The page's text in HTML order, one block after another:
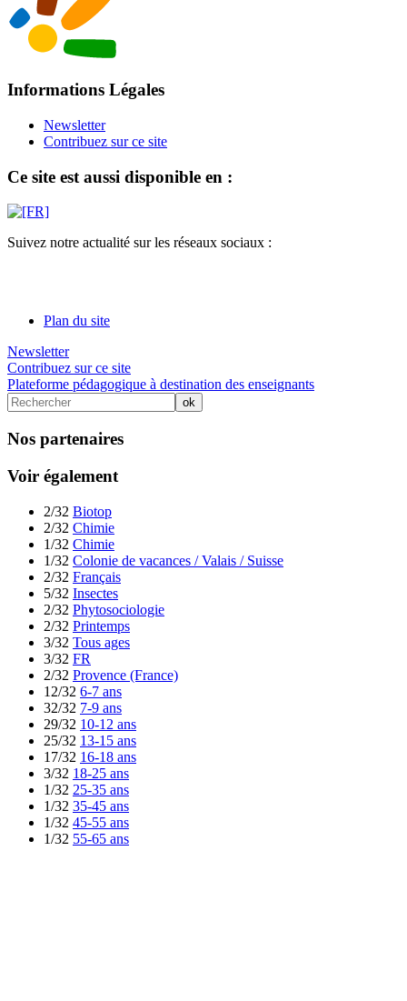
Informations Légales
Newsletter
Contribuez sur ce site
Ce site est aussi disponible en :
Suivez notre actualité sur les réseaux sociaux :
Plan du site
Newsletter
Contribuez sur ce site
Plateforme pédagogique à destination des enseignants
Nos partenaires
Voir également
2/32 Biotop
2/32 Chimie
1/32 Chimie
1/32 Colonie de vacances / Valais / Suisse
2/32 Français
5/32 Insectes
2/32 Phytosociologie
2/32 Printemps
3/32 Tous ages
3/32 FR
2/32 Provence (France)
12/32 6-7 ans
32/32 7-9 ans
29/32 10-12 ans
25/32 13-15 ans
17/32 16-18 ans
3/32 18-25 ans
1/32 25-35 ans
1/32 35-45 ans
1/32 45-55 ans
1/32 55-65 ans